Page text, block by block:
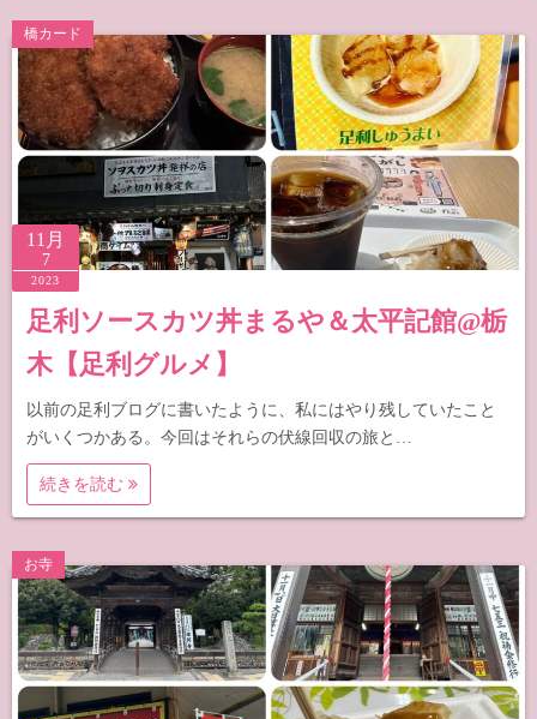
橋カード
11月
7
2023
足利ソースカツ丼まるや＆太平記館@栃
木【足利グルメ】
以前の足利ブログに書いたように、私にはやり残していたこと
がいくつかある。今回はそれらの伏線回収の旅と…
続きを読む
お寺